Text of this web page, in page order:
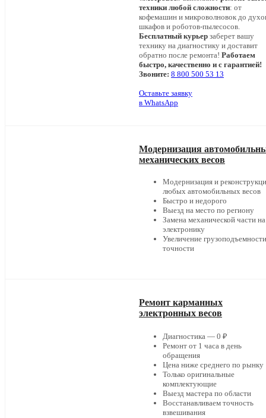
техники любой сложности: от
кофемашин и микроволновок до
шкафов и роботов-пылесосов.
Бесплатный курьер заберет вашу
технику на диагностику и доставит
обратно после ремонта! Работаем
быстро, качественно и с гарантией!
Звоните: 8 800 500 53 13
Оставьте заявку
в WhatsApp
Модернизация
механических весов
Модернизация и
любых автомобильных весов
Быстро и недорого
Выезд на место по региону
Замена механической части на
электронику
Увеличение
точности
Ремонт карманных
электронных весов
Диагностика — 0 ₽
Ремонт от 1 часа в день
обращения
Цена ниже среднего по рынку
Только оригинальные
комплектующие
Выезд мастера по области
Восстанавливаем точность
взвешивания